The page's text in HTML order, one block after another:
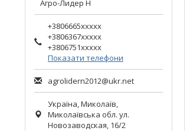
Агро-Лидер Н
+3806665xxxxx
+3806367xxxxx
+3806751xxxxx
Показати телефони
agrolidern2012@ukr.net
Україна,Миколаїв,
Миколаївська обл. ул.
Новозаводская, 16/2